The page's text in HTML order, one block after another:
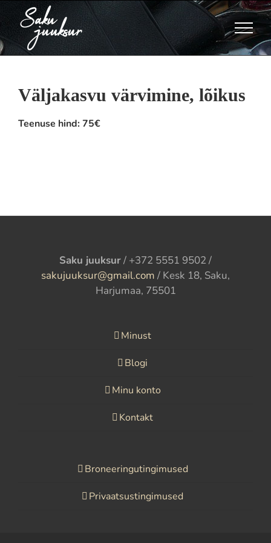
content
Väljakasvu värvimine, lõikus
Teenuse hind:75€
Saku juuksur/ +372 5551 9502 /
sakujuuksur@gmail.com / Kesk 18, Saku,
Harjumaa, 75501
Minust
Blogi
Minu konto
Kontakt
Broneeringutingimused
Privaatsustingimused